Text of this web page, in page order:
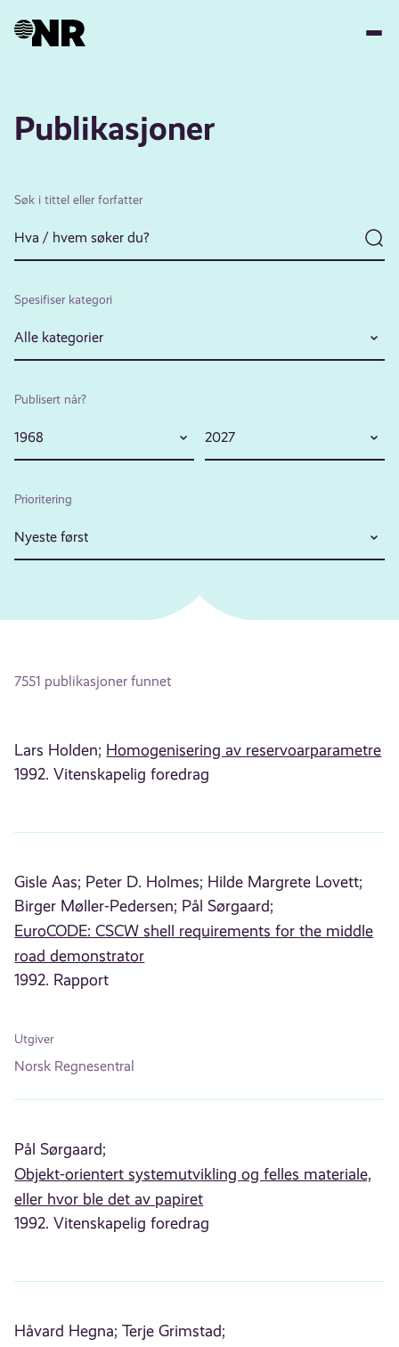
Publikasjoner
Søk i tittel eller forfatter
Spesifiser kategori
Alle kategorier
Publisert når?
1968 2027
Prioritering
Nyeste først
7551 publikasjoner funnet
Lars Holden; Homogenisering av reservoarparametre
1992. Vitenskapelig foredrag
Gisle Aas; Peter D. Holmes; Hilde Margrete Lovett;
Birger Møller-Pedersen; Pål Sørgaard;
EuroCODE: CSCW shell requirements for the middle
road demonstrator
1992. Rapport
Utgiver
Norsk Regnesentral
Pål Sørgaard;
Objekt-orientert systemutvikling og felles materiale,
eller hvor ble det av papiret
1992. Vitenskapelig foredrag
Håvard Hegna; Terje Grimstad;